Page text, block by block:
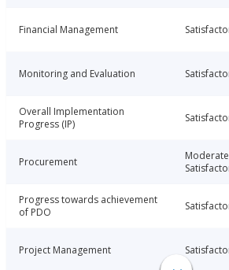
Financial Management
Monitoring and Evaluation
Overall Implementation
Progress (IP)
Procurement
Progress towards achievement
of PDO
Project Management